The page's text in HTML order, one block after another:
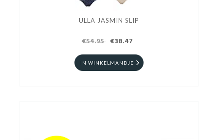
ULLA JASMIN SLIP
€54.95 €38.47
IN WINKELMANDJE